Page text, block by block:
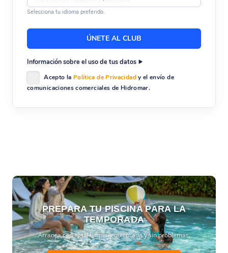
Selecciona tu idioma preferido.
Información sobre el uso de tus datos
Acepto la Política de Privacidady el envío de
comunicaciones comerciales de Hidromar.
PREPARA TU PISCINA PARA LA
TEMPORADA
Arranca con agua limpia, equilibrada y sin problemas.